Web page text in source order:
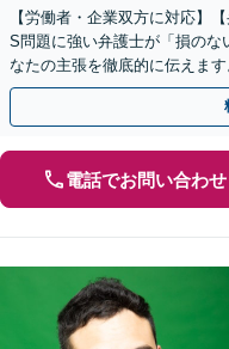
【労働者・企業双方に対応】
S問題に強い弁護士が「損のな
なたの主張を徹底的に伝えま
【24時間受付】【WEB面談可
電話でお問い合わせ